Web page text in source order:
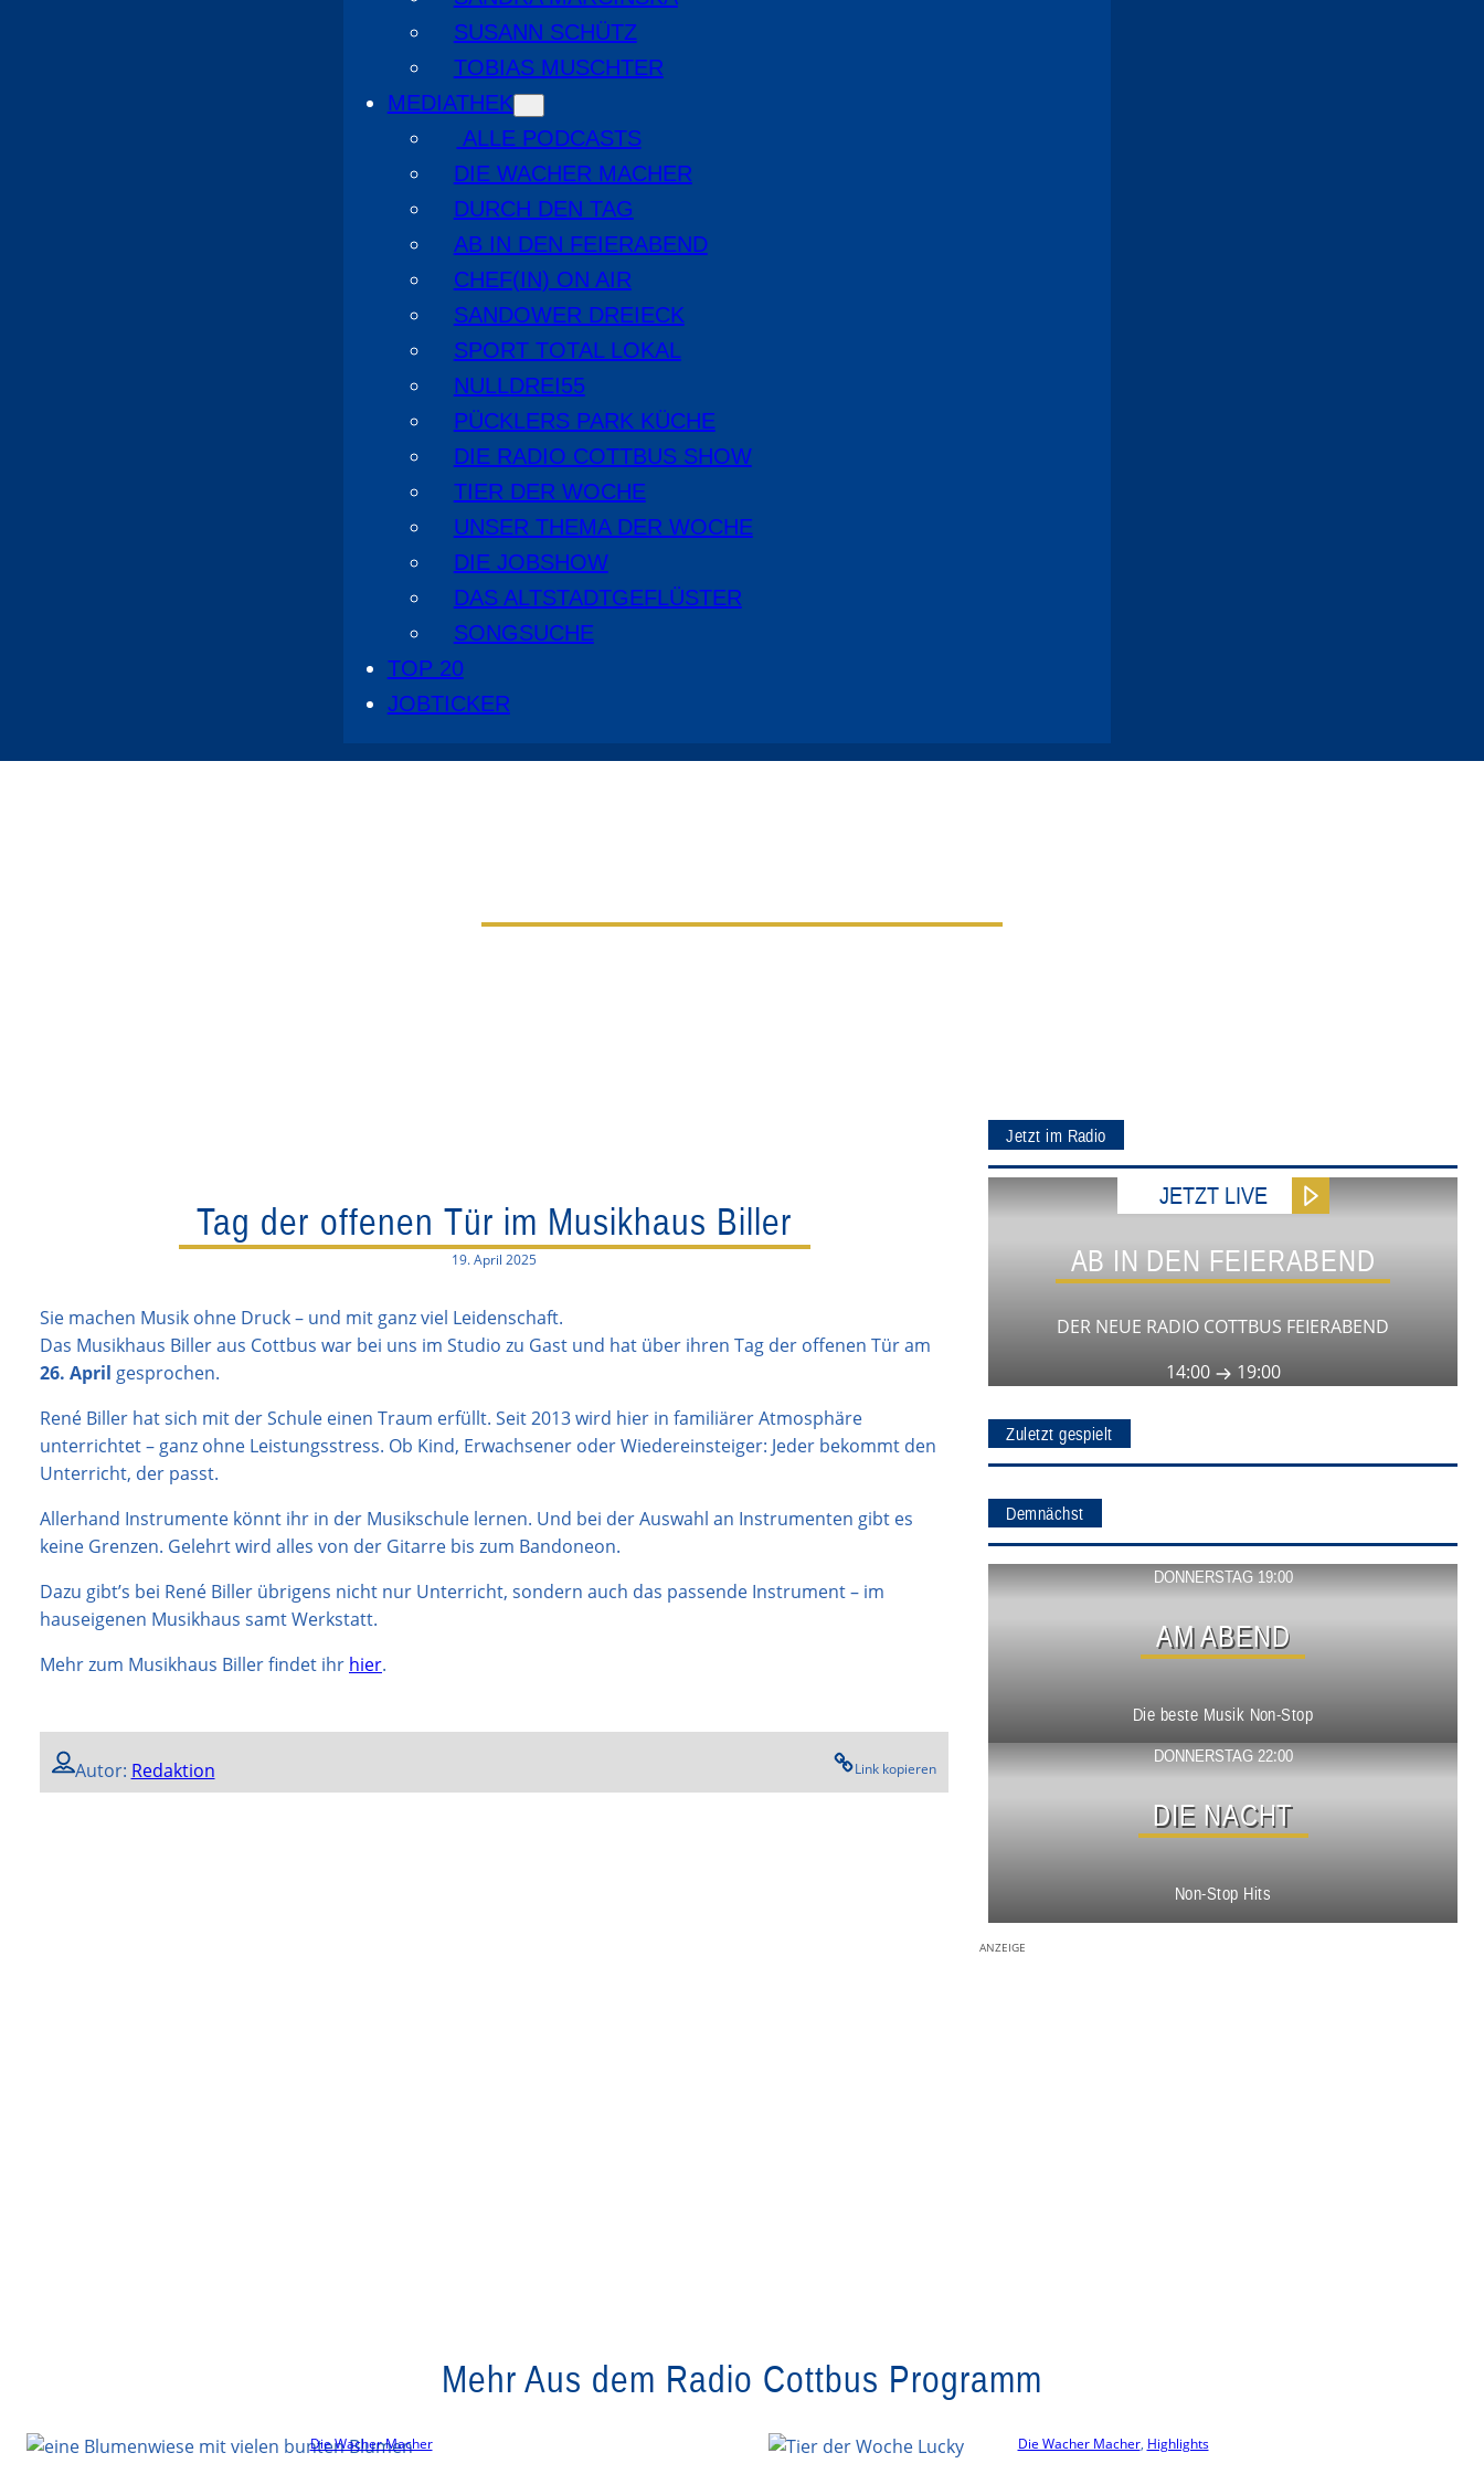
SUSANN SCHÜTZ
TOBIAS MUSCHTER
MEDIATHEK
ALLE PODCASTS
DIE WACHER MACHER
DURCH DEN TAG
AB IN DEN FEIERABEND
CHEF(IN) ON AIR
SANDOWER DREIECK
SPORT TOTAL LOKAL
NULLDREI55
PÜCKLERS PARK KÜCHE
DIE RADIO COTTBUS SHOW
TIER DER WOCHE
UNSER THEMA DER WOCHE
DIE JOBSHOW
DAS ALTSTADTGEFLÜSTER
SONGSUCHE
TOP 20
JOBTICKER
Tag der offenen Tür im Musikhaus Biller
19. April 2025
Sie machen Musik ohne Druck – und mit ganz viel Leidenschaft.
Das Musikhaus Biller aus Cottbus war bei uns im Studio zu Gast und hat über ihren Tag der offenen Tür am
26. April gesprochen.
René Biller hat sich mit der Schule einen Traum erfüllt. Seit 2013 wird hier in familiärer Atmosphäre
unterrichtet – ganz ohne Leistungsstress. Ob Kind, Erwachsener oder Wiedereinsteiger: Jeder bekommt den
Unterricht, der passt.
Allerhand Instrumente könnt ihr in der Musikschule lernen. Und bei der Auswahl an Instrumenten gibt es
keine Grenzen. Gelehrt wird alles von der Gitarre bis zum Bandoneon.
Dazu gibt’s bei René Biller übrigens nicht nur Unterricht, sondern auch das passende Instrument – im
hauseigenen Musikhaus samt Werkstatt.
Mehr zum Musikhaus Biller findet ihr hier.
Autor: Redaktion Link kopieren
Jetzt im Radio
JETZT LIVE
AB IN DEN FEIERABEND
DER NEUE RADIO COTTBUS FEIERABEND
14:00
19:00
Zuletzt gespielt
Demnächst
DONNERSTAG 19:00
AM ABEND
Die beste Musik Non-Stop
Show ansehen
DONNERSTAG 22:00
DIE NACHT
Non-Stop Hits
Show ansehen
Mehr Aus dem Radio Cottbus Programm
Die Wacher Macher Die Wacher Macher, Highlights